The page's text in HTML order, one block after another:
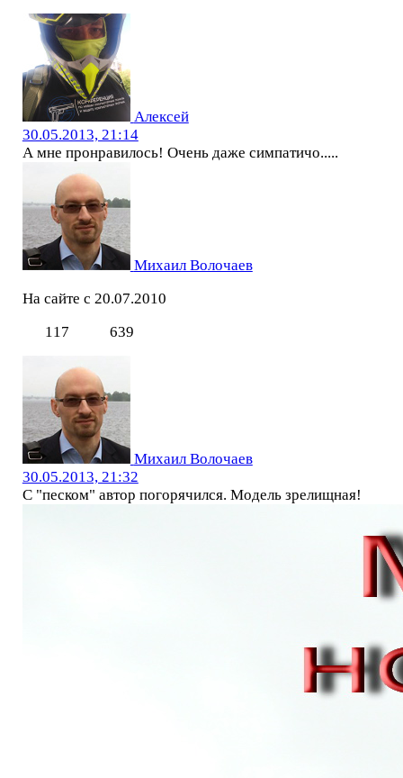
Алексей
30.05.2013, 21:14
А мне пронравилось! Очень даже симпатичо.....
Михаил Волочаев
На сайте с 20.07.2010
117
639
Михаил Волочаев
30.05.2013, 21:32
С "песком" автор погорячился. Модель зрелищная!